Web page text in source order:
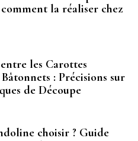
la réaliser chez
les Carottes
: Précisions sur
de Découpe
choisir ? Guide